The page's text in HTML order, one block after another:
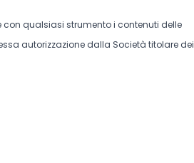
qualsiasi strumento i contenuti delle
autorizzazione dalla Società titolare dei